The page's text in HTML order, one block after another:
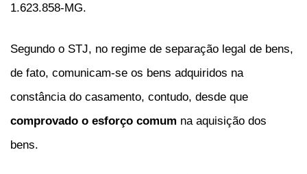
1.623.858-MG.
Segundo o STJ, no regime de separação legal de bens,
de fato, comunicam-se os bens adquiridos na
constância do casamento, contudo, desde que
comprovado o esforço comum na aquisição dos
bens.